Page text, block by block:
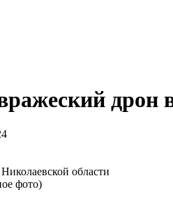
дрон
фото)